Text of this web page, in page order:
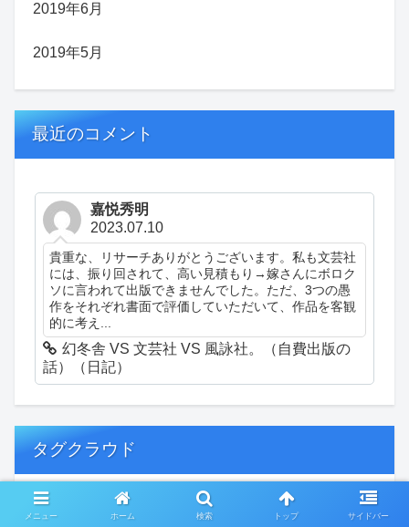
2019年6月
2019年5月
最近のコメント
嘉悦秀明
2023.07.10
貴重な、リサーチありがとうございます。私も文芸社
には、振り回されて、高い見積もり→嫁さんにボロク
ソに言われて出版できませんでした。ただ、3つの愚
作をそれぞれ書面で評価していただいて、作品を客観
的に考え...
幻冬舎 VS 文芸社 VS 風詠社。（自費出版の
話）（日記）
タグクラウド
創作 精神病患者の日常
メニュー ホーム 検索 トップ サイドバー